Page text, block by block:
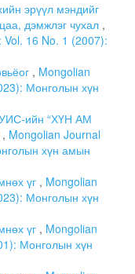
эрүүл мэндийг
дэмжлэг чухал ,
16 No. 1 (2007):
, Mongolian
Монголын хүн
ийн “ХҮН АМ
, Mongolian Journal
хүн амын
үг , Mongolian
Монголын хүн
үг , Mongolian
Монголын хүн